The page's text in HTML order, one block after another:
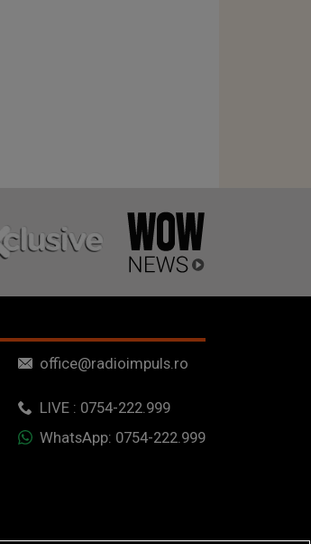
office@radioimpuls.ro
LIVE : 0754-222.999
WhatsApp: 0754-222.999